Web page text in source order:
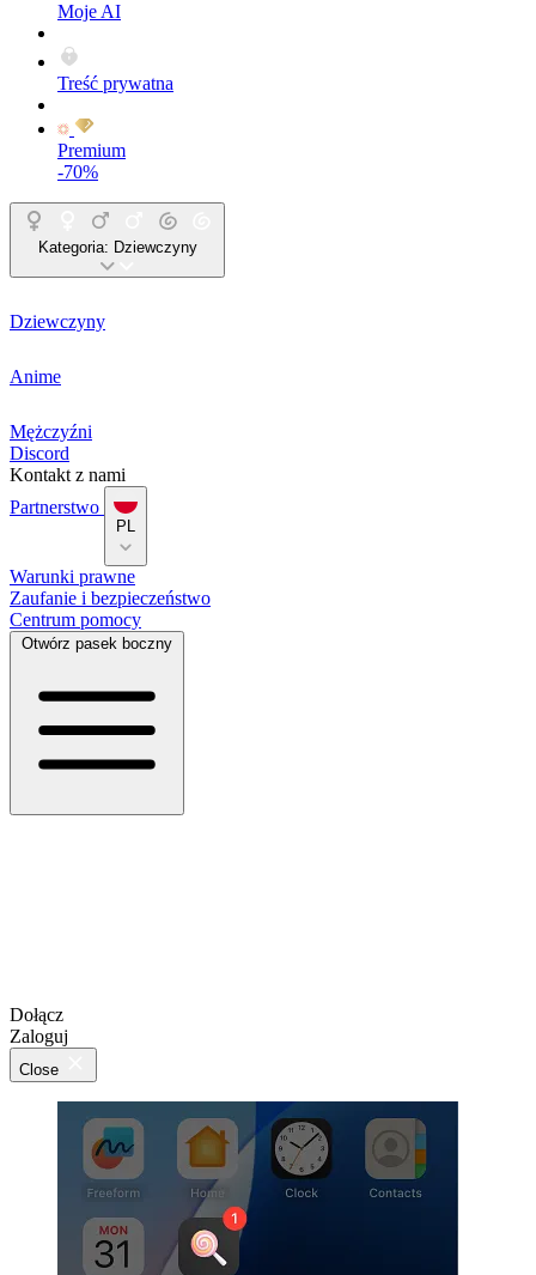
Moje AI
Treść prywatna
Premium
-70%
Kategoria: Dziewczyny
Dziewczyny
Anime
Mężczyźni
Discord
Kontakt z nami
Partnerstwo
PL
Warunki prawne
Zaufanie i bezpieczeństwo
Centrum pomocy
Otwórz pasek boczny
Dołącz
Zaloguj
Close